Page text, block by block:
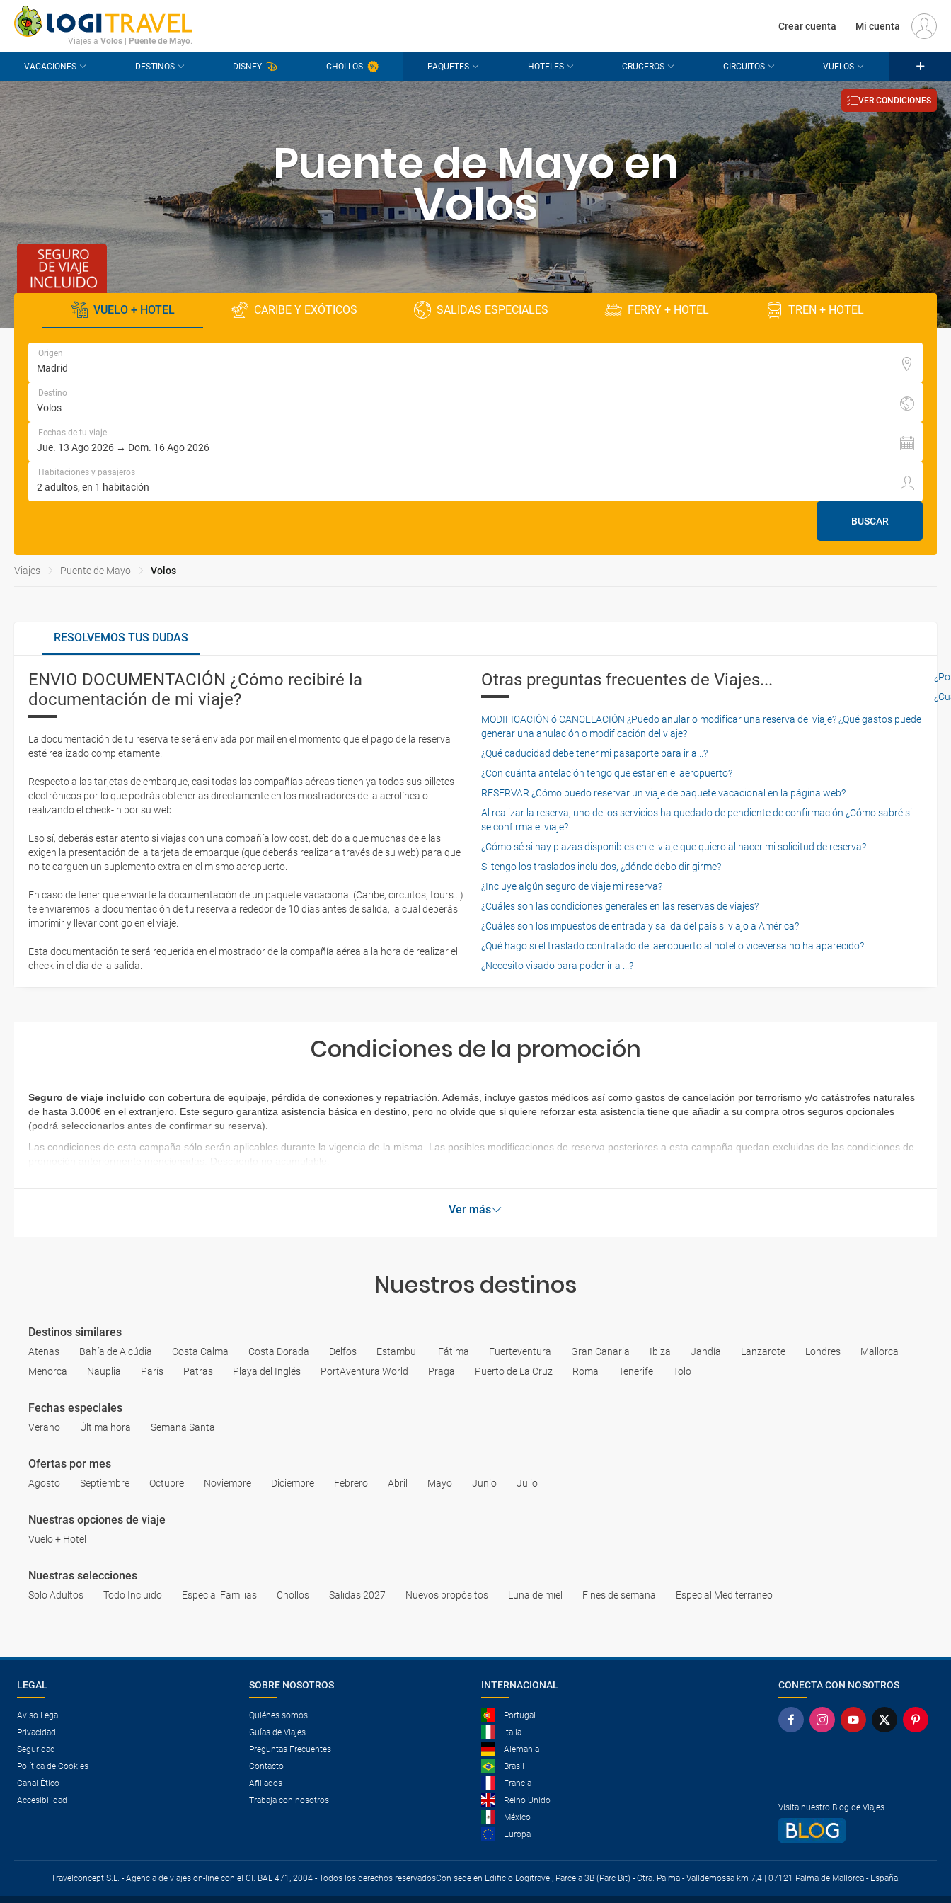
CONTACTO PREGUNTAS FRECUENTES EUR
Viajes a Volos| Puente de Mayo.
Crear cuenta | Mi cuenta
VACACIONES DESTINOS DISNEY CHOLLOS PAQUETES HOTELES CRUCEROS CIRCUITOS VUELOS
Puente de Mayo en
Volos
VER CONDICIONES
VUELO + HOTEL CARIBE Y EXÓTICOS SALIDAS ESPECIALES FERRY + HOTEL TREN + HOTEL
Origen
Destino
Fechas de tu viaje
Habitaciones y pasajeros
BUSCAR
Viajes Puente de Mayo Volos
RESOLVEMOS TUS DUDAS
ENVIO DOCUMENTACIÓN ¿Cómo recibiré la
documentación de mi viaje?
La documentación de tu reserva te será enviada por mail en el momento que el pago de la reserva
esté realizado completamente.
Respecto a las tarjetas de embarque, casi todas las compañías aéreas tienen ya todos sus billetes
electrónicos por lo que podrás obtenerlas directamente en los mostradores de la aerolínea o
realizando el check-in por su web.
Eso sí, deberás estar atento si viajas con una compañía low cost, debido a que muchas de ellas
exigen la presentación de la tarjeta de embarque (que deberás realizar a través de su web) para que
no te carguen un suplemento extra en el mismo aeropuerto.
En caso de tener que enviarte la documentación de un paquete vacacional (Caribe, circuitos, tours...)
te enviaremos la documentación de tu reserva alrededor de 10 días antes de salida, la cual deberás
imprimir y llevar contigo en el viaje.
Esta documentación te será requerida en el mostrador de la compañía aérea a la hora de realizar el
check-in el día de la salida.
Otras preguntas frecuentes de Viajes...
MODIFICACIÓN ó CANCELACIÓN ¿Puedo anular o modificar una reserva del viaje? ¿Qué gastos puede
generar una anulación o modificación del viaje?
¿Qué caducidad debe tener mi pasaporte para ir a...?
¿Con cuánta antelación tengo que estar en el aeropuerto?
RESERVAR ¿Cómo puedo reservar un viaje de paquete vacacional en la página web?
Al realizar la reserva, uno de los servicios ha quedado de pendiente de confirmación ¿Cómo sabré si
se confirma el viaje?
¿Cómo sé si hay plazas disponibles en el viaje que quiero al hacer mi solicitud de reserva?
Si tengo los traslados incluidos, ¿dónde debo dirigirme?
¿Incluye algún seguro de viaje mi reserva?
¿Cuáles son las condiciones generales en las reservas de viajes?
¿Cuáles son los impuestos de entrada y salida del país si viajo a América?
¿Qué hago si el traslado contratado del aeropuerto al hotel o viceversa no ha aparecido?
¿Necesito visado para poder ir a ...?
Condiciones de la promoción
Seguro de viaje incluido con cobertura de equipaje, pérdida de conexiones y repatriación. Además, incluye gastos médicos así como gastos de cancelación por terrorismo y/o catástrofes naturales
de hasta 3.000€ en el extranjero. Este seguro garantiza asistencia básica en destino, pero no olvide que si quiere reforzar esta asistencia tiene que añadir a su compra otros seguros opcionales
(podrá seleccionarlos antes de confirmar su reserva)
Las condiciones de esta campaña sólo serán aplicables durante la vigencia de la misma. Las posibles modificaciones de reserva posteriores a esta campaña quedan excluidas de las condiciones de
promoción anteriormente mencionadas. Descuento no acumulable.
Ver más
Nuestros destinos
Destinos similares
Atenas Bahía de Alcúdia Costa Calma Costa Dorada Delfos Estambul Fátima Fuerteventura Gran Canaria Ibiza Jandía Lanzarote Londres
Mallorca
Menorca
Nauplia París Patras Playa del Inglés PortAventura World Praga Puerto de La Cruz Roma Tenerife Tolo
Fechas especiales
Verano Última hora Semana Santa
Ofertas por mes
Agosto Septiembre Octubre Noviembre Diciembre Febrero Abril Mayo Junio Julio
Nuestras opciones de viaje
Vuelo + Hotel
Nuestras selecciones
Solo Adultos Todo Incluido Especial Familias Chollos Salidas 2027 Nuevos propósitos Luna de miel Fines de semana Especial Mediterraneo
LEGAL
Aviso Legal
Privacidad
Seguridad
Política de Cookies
Canal Ético
Accesibilidad
SOBRE NOSOTROS
Quiénes somos
Guías de Viajes
Preguntas Frecuentes
Contacto
Afiliados
Trabaja con nosotros
INTERNACIONAL
Portugal
Italia
Alemania
Brasil
Francia
Reino Unido
México
Europa
CONECTA CON NOSOTROS
Visita nuestro Blog de Viajes
Travelconcept S.L. - Agencia de viajes on-line con el CI. BAL 471, 2004 - Todos los derechos reservadosCon sede en Edificio Logitravel, Parcela 3B (Parc Bit) - Ctra. Palma - Valldemossa km 7,4 | 07121 Palma de Mallorca - España.